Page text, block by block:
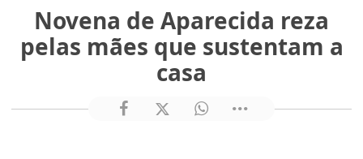
Novena de Aparecida reza
pelas mães que sustentam a
casa